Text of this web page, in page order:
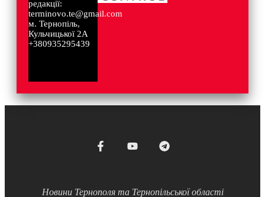
редакції:
terminovo.te@gmail.com
м. Тернопіль,
Кульчицької 2А
+380935295439
Новини Тернополя та Тернопільської області